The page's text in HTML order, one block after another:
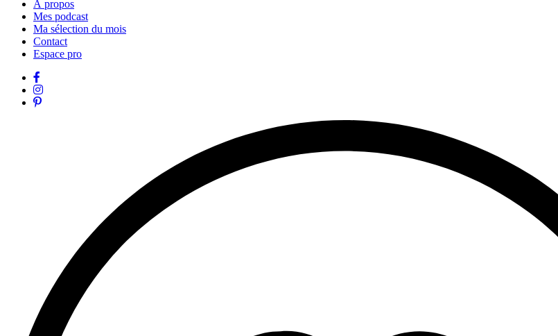
À propos
Mes podcast
Ma sélection du mois
Contact
Espace pro